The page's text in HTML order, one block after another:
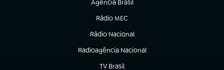
Agência Brasil
(abre em nova aba)
Rádio MEC
Rádio Nacional
(abre em nova aba)
Radioagência Nacional
(abre em nova aba)
TV Brasil